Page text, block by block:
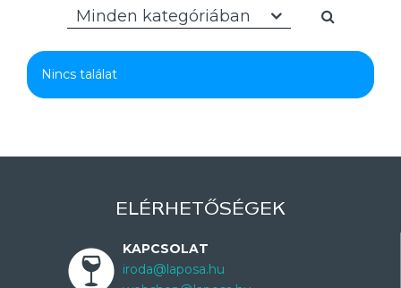
Minden kategóriában
Nincs találat
ELÉRHETŐSÉGEK
KAPCSOLAT
iroda@laposa.hu